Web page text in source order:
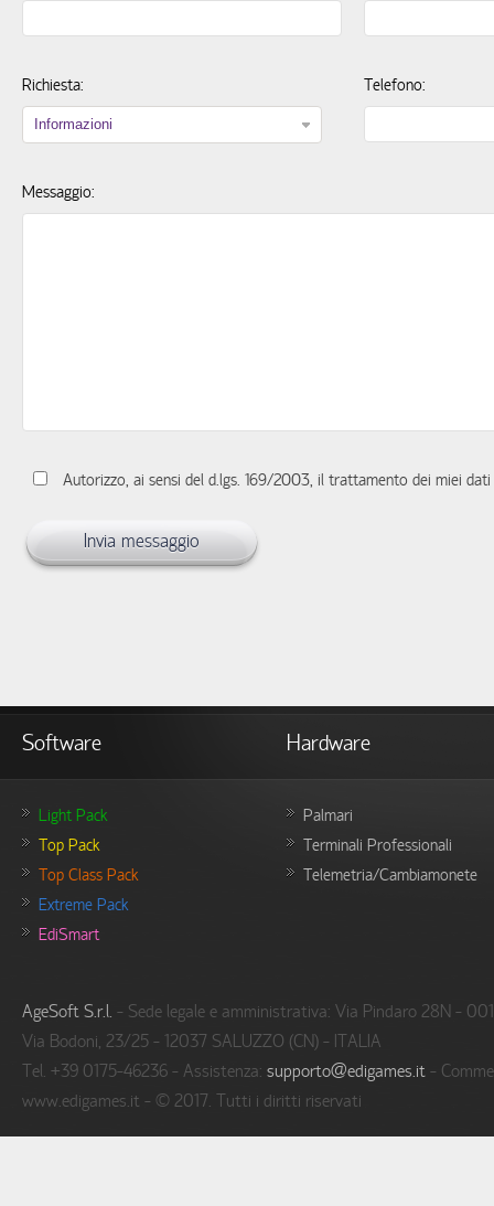
Richiesta:
Informazioni
Telefono:
Messaggio:
Autorizzo, ai sensi del d.lgs. 169/2003, il trattamento dei miei
Software
Light Pack
Top Pack
Top Class Pack
Extreme Pack
EdiSmart
Hardware
Palmari
Terminali Professionali
Telemetria/Cambiamonete
AgeSoft S.r.l. - Sede legale e amministrativa: Via Pindaro 28N -
Via Bodoni, 23/25 - 12037 SALUZZO (CN) - ITALIA
Tel. +39 0175-46236 - Assistenza: supporto@edigames.it -
www.edigames.it - © 2017. Tutti i diritti riservati